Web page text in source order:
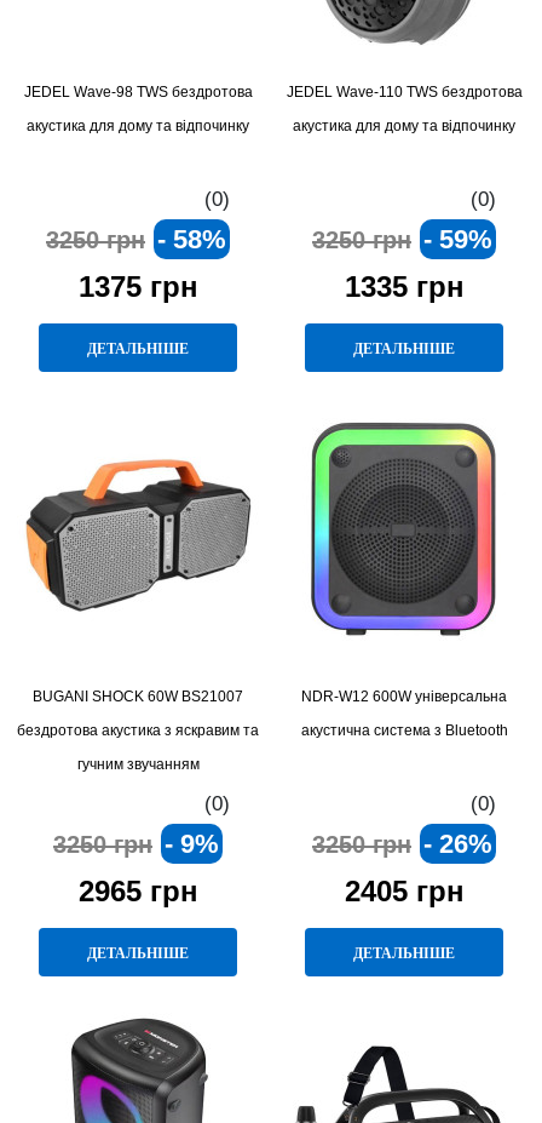
JEDEL Wave-98 TWS бездротова
акустика для дому та відпочинку
(0)
3250 грн - 58%
1375 грн
ДЕТАЛЬНІШЕ
JEDEL Wave-110 TWS бездротова
акустика для дому та відпочинку
(0)
3250 грн - 59%
1335 грн
ДЕТАЛЬНІШЕ
BUGANI SHOCK 60W BS21007
бездротова акустика з яскравим та
гучним звучанням
(0)
3250 грн - 9%
2965 грн
ДЕТАЛЬНІШЕ
NDR-W12 600W універсальна
акустична система з Bluetooth
(0)
3250 грн - 26%
2405 грн
ДЕТАЛЬНІШЕ